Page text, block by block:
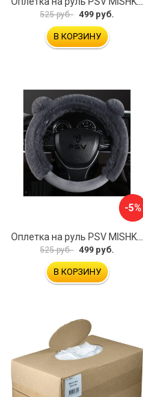
525 руб. 499 руб.
В КОРЗИНУ
-5%
525 руб. 499 руб.
В КОРЗИНУ